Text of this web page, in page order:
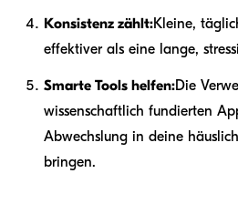
Konsistenz zählt:Kleine,
effektiver als eine lange,
Smarte Tools helfen:Die
wissenschaftlich fundierten
Abwechslung in deine
bringen.